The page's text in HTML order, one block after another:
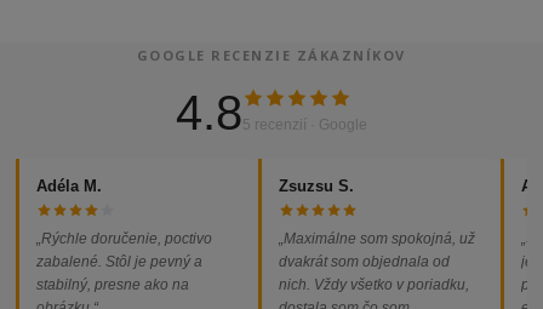
GOOGLE RECENZIE ZÁKAZNÍKOV
4.85 recenzií · Google
Adéla M.
„Rýchle doručenie, poctivo
zabalené. Stôl je pevný a
stabilný, presne ako na
Zsuzsu S.
„Maximálne som spokojná, už
dvakrát som objednala od
nich. Vždy všetko v poriadku,